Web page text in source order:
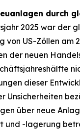
durch
2025 war der
von US-Zöllen am
der neuen
dieser
Unsicherheiten
über neue
und -lagerung